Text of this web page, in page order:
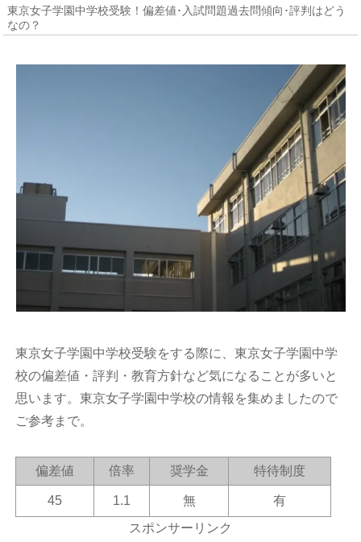
東京女子学園中学校受験！偏差値･入試問題過去問傾向･評判はどう
なの？
東京女子学園中学校受験をする際に、東京女子学園中学
校の偏差値・評判・教育方針など気になることが多いと
思います。東京女子学園中学校の情報を集めましたので
ご参考まで。
偏差値 倍率 奨学金 特待制度
45 1.1 無
有
スポンサーリンク